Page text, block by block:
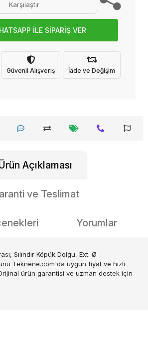
Karşılaştır
İLE SİPARİŞ VER
Güvenli Alışveriş İade ve Değişim
Açıklaması
ve Teslimat
Yorumlar
Sılındır Köpük Dolgu, Ext. Ø
Teknene.com'da uygun fiyat ve hızlı
ürün garantisi ve uzman destek için